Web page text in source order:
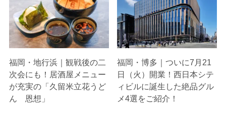
福岡・地行浜｜観戦後の二
次会にも！居酒屋メニュー
が充実の「久留米立花うど
ん 恩想」
福岡・博多｜ついに7月21
日（火）開業！西日本シテ
ィビルに誕生した絶品グル
メ4選をご紹介！